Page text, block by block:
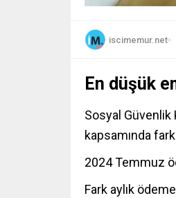
iscimemur.net
En düşük
Sosyal Güvenlik
kapsamında
2024 Temmuz
Fark aylık